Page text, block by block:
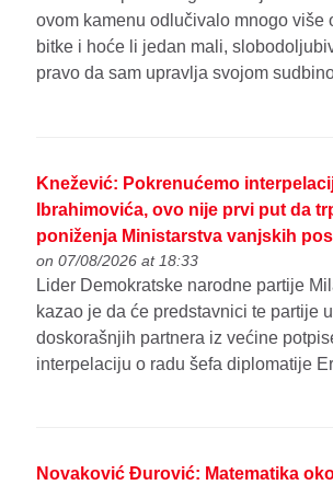
ovom kamenu odlučivalo mnogo više
bitke i hoće li jedan mali,
pravo da sam upravlja svojom
Knežević: Pokrenućemo
Ibrahimovića, ovo nije prvi put da
poniženja Ministarstva vanjskih
on 07/08/2026 at 18:33
Lider Demokratske narodne partije
kazao je da će predstavnici te partije
doskorašnjih partnera iz većine
interpelaciju o radu šefa diplomatije
Novaković Đurović: Matematika